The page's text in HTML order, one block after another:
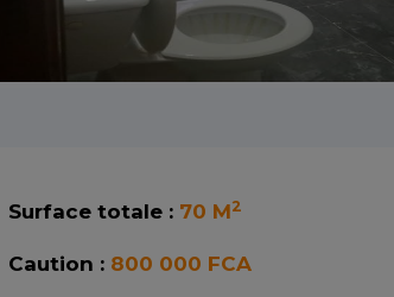
Surface totale : 70 M2
Caution : 800 000 FCA